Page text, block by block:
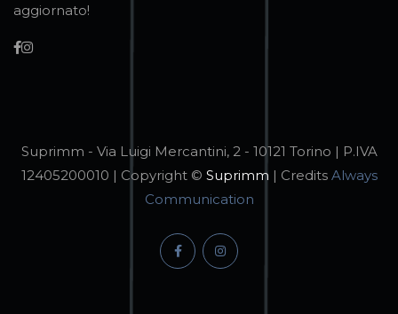
aggiornato!
Suprimm - Via Luigi Mercantini, 2 - 10121 Torino | P.IVA
12405200010 | Copyright © Suprimm | Credits Always
Communication